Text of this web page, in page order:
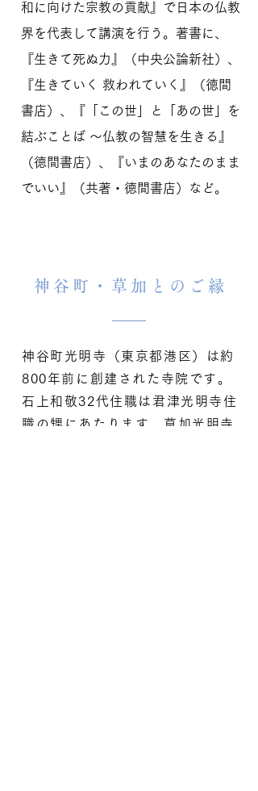
和に向けた宗教の貢献』で日本の仏教
界を代表して講演を行う。著書に、
『生きて死ぬ力』（中央公論新社）、
『生きていく 救われていく』（徳間
書店）、『「この世」と「あの世」を
結ぶことば 〜仏教の智慧を生きる』
（徳間書店）、『いまのあなたのまま
でいい』（共著・徳間書店）など。
神谷町・草加とのご縁
神谷町光明寺（東京都港区）は約
800年前に創建された寺院です。
石上和敬32代住職は君津光明寺住
職の甥にあたります。草加光明寺